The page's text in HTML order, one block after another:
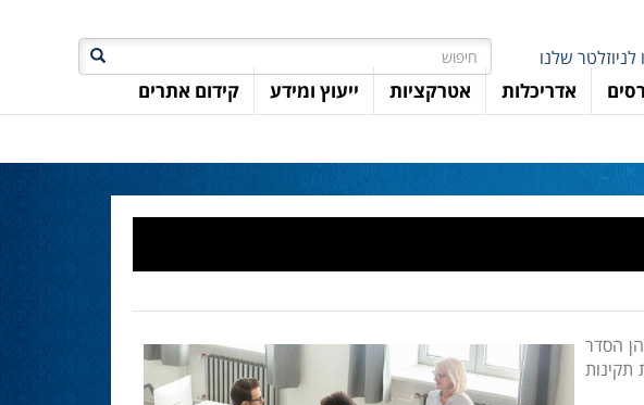
חיפוש שלנו
אדריכלות אטרקציות ייעוץ ומידע
קידום אתרים
הסדר
תקינות